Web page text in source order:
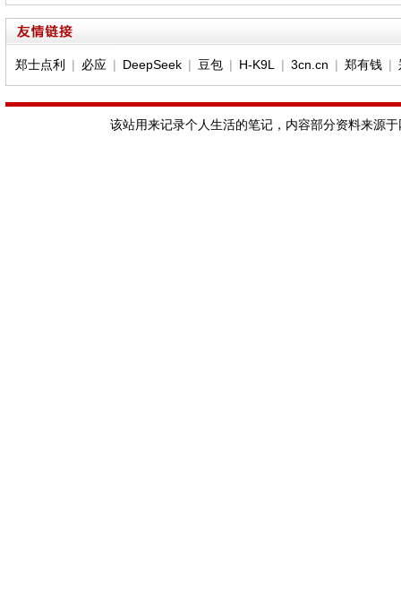
郑士点利 | 必应 | DeepSeek| 豆包| H-K9L | 3cn.cn | 郑有钱|
该站用来记录个人生活的笔记，内容部分资料来源